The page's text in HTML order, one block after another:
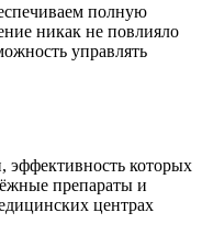
полную
никак не повлияло
управлять
эффективность которых
препараты и
центрах